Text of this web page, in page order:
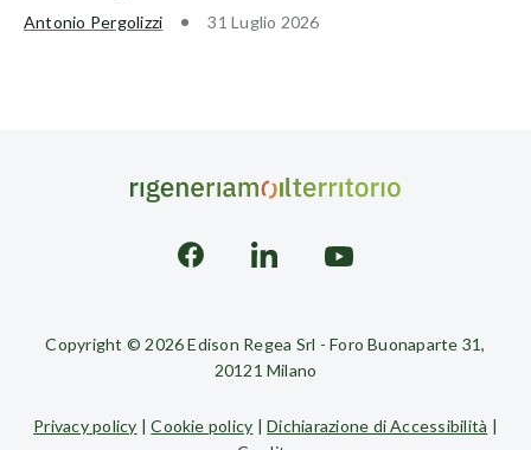
Antonio Pergolizzi 31 Luglio 2026
Copyright © 2026 Edison Regea Srl - Foro Buonaparte 31,
20121 Milano
Privacy policy |Cookie policy |Dichiarazione di Accessibilità |